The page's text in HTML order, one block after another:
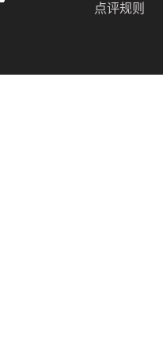
点评规则